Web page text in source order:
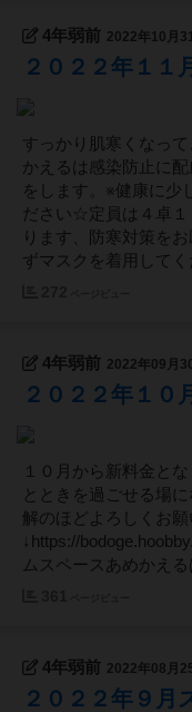
4年弱前 2022年10月
２０２２年１１
すっかり肌寒くなっ
かえるは感染防止に
をします。※健康に少
ださい☆定員は４卓１
ります、防寒対策を
ずマスクを着用してく
4年弱前 2022年09月
２０２２年１０
１０月から新料金と
とときを過ごせる場
解のほどよろしくお
↓https://
ムスペースあめかえ
4年弱前 2022年08月
２０２２年９月